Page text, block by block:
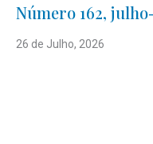
Número 162,
26 de Julho, 2026